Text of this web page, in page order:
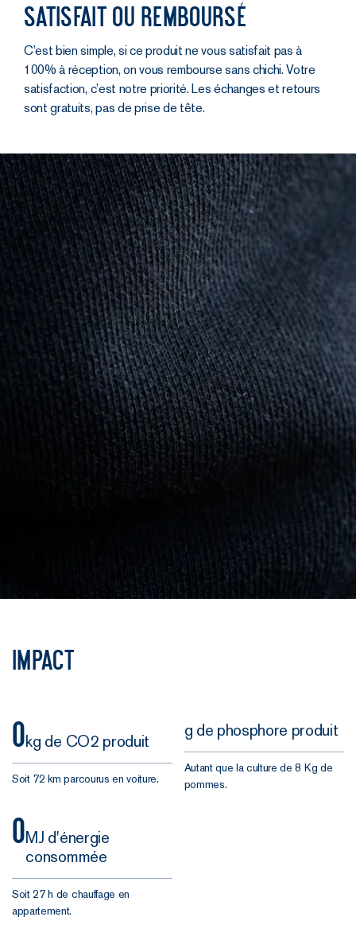
Satisfait ou remboursé
C’est bien simple, si ce produit ne vous satisfait pas à
100% à réception, on vous rembourse sans chichi. Votre
satisfaction, c’est notre priorité. Les échanges et retours
sont gratuits, pas de prise de tête.
Impact
0kg de CO2 produit
Soit 72 km parcourus en voiture.
g de phosphore produit
Autant que la culture de 8 Kg de
pommes.
0MJ d'énergie
consommée
Soit 27 h de chauffage en
appartement.